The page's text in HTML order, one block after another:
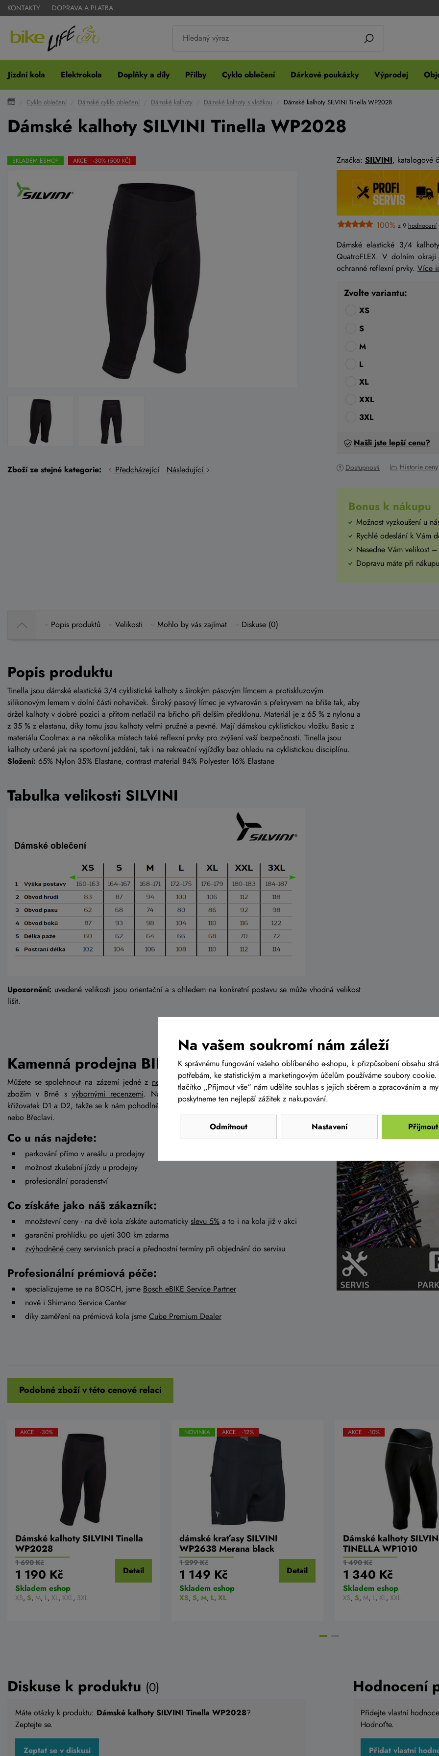
KONTAKTY DOPRAVA A PLATBA
Jízdní kola Elektrokola Doplňky a díly Přilby Cyklo oblečení Dárkové poukázky Výprodej
Cyklo oblečení Dámské cyklo oblečení Dámské kalhoty Dámské kalhoty s vložkou Dámské kalhoty SILVINI Tinella WP2028
Dámské kalhoty SILVINI Tinella WP2028
SKLADEM ESHOP AKCE -30% (500 KČ)
Zboží ze stejné kategorie: Předcházející Následující
Značka: SILVINI, katalogové
100% z 9 hodnocení
Dámské elastické 3/4
QuatroFLEX. V dolním
ochranné reflexní prvky. Více
Zvolte variantu:
XS
S
M
L
XL
XXL
3XL
Našli jste lepší cenu?
Dostupnosti Historie ceny
Bonus k nákupu
Možnost vyzkoušení u
Rychlé odeslání k Vám
Nesedne Vám velikost
Dopravu máte při
Popis produktů Velikosti Mohlo by vás zajímat Diskuse (0)
Popis produktu
Tinella jsou dámské elastické 3/4 cyklistické kalhoty s širokým pásovým límcem a protiskluzovým
silikonovým lemem v dolní části nohaviček. Široký pasový límec je vytvarován s překryvem na břiše tak, aby
držel kalhoty v dobré pozici a přitom netlačil na břicho při delším předklonu. Materiál je z 65 % z nylonu a
z 35 % z elastanu, díky tomu jsou kalhoty velmi pružné a pevné. Mají dámskou cyklistickou vložku Basic z
materiálu Coolmax a na několika místech také reflexní prvky pro zvýšení vaší bezpečnosti. Tinella jsou
kalhoty určené jak na sportovní ježdění, tak i na rekreační vyjížďky bez ohledu na cyklistickou disciplínu.
Složení: 65% Nylon 35% Elastane, contrast material 84% Polyester 16% Elastane
Tabulka velikosti SILVINI
Upozornění: uvedené velikosti jsou orientační a s ohledem na konkretní postavu se může vhodná velikost
lišit.
Kamenná prodejna BIKE-LIFE.CZ
Můžete se spolehnout na zázemí jedné z největších kamenných prodejens cyklistickým
zbožím v Brně s výbornými recenzemi. Najdete nás v Brně Tuřanech, nedaleko od
křižovatek D1 a D2, takže se k nám pohodlně dostanete jak od Prahy, tak i od Olomouce
nebo Břeclavi.
Co u nás najdete:
parkování přímo v areálu u prodejny
možnost zkušební jízdy u prodejny
profesionální poradenství
Co získáte jako náš zákazník:
množstevní ceny - na dvě kola získáte automaticky slevu 5% a to i na kola již v akci
garanční prohlídku po ujetí 300 km zdarma
zvýhodněné ceny servisních prací a přednostní termíny při objednání do servisu
Profesionální prémiová péče:
specializujeme se na BOSCH, jsme Bosch eBIKE Service Partner
nově i Shimano Service Center
díky zaměření na prémiová kola jsme Cube Premium Dealer
Podobné zboží v této cenové relaci
Dámské kalhoty SILVINI Tinella
WP2028
AKCE -30%
1 690 Kč
1 190 Kč
Skladem eshop
XS, S, M, L, XL, XXL, 3XL
Detail
dámské kraťasy SILVINI
WP2638 Merana black
NOVINKA AKCE -12%
1 299 Kč
1 149 Kč
Skladem eshop
XS, S, M, L, XL
Detail
Dámské kalhoty
TINELLA WP1010
AKCE -10%
1 490 Kč
1 340 Kč
Skladem eshop
XS, S, M, L, XL, XXL
Diskuse k produktu (0)
Máte otázky k produktu: Dámské kalhoty SILVINI Tinella WP2028?
Zeptejte se.
Zeptat se v diskusi
Hodnocení
Přidejte vlastní
Hodnoťte.
Přidat vlastní
Na vašem soukromí nám záleží
K správnému fungování vašeho oblíbeného e-shopu, k přizpůsobení obsahu
potřebám, ke statistickým a marketingovým účelům používáme soubory
tlačítko „Přijmout vše“ nám udělíte souhlas s jejich sběrem a zpracováním a
poskytneme ten nejlepší zážitek z nakupování.
Odmítnout Nastavení